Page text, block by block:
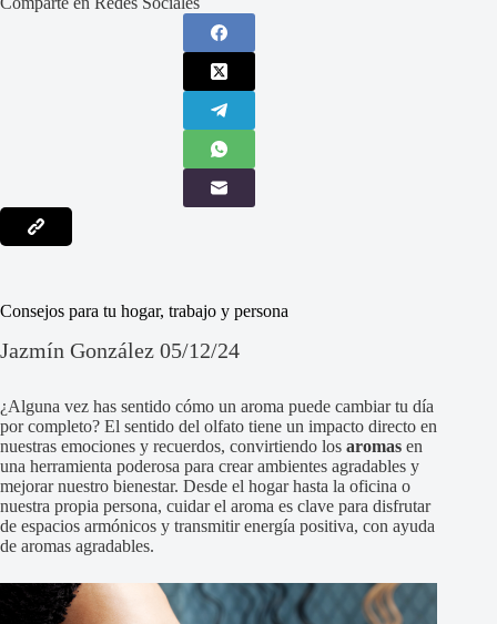
Consejos para tu hogar, trabajo y persona
Jazmín González 05/12/24
¿Alguna vez has sentido cómo un aroma puede cambiar tu día
por completo? El sentido del olfato tiene un impacto directo en
nuestras emociones y recuerdos, convirtiendo los aromas en
una herramienta poderosa para crear ambientes agradables y
mejorar nuestro bienestar. Desde el hogar hasta la oficina o
nuestra propia persona, cuidar el aroma es clave para disfrutar
de espacios armónicos y transmitir energía positiva, con ayuda
de aromas agradables.